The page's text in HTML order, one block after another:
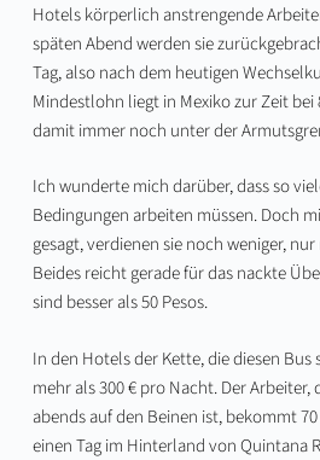
Hotels körperlich anstrengende
späten Abend werden sie
Tag, also nach dem heutigen
Mindestlohn liegt in Mexiko zur Zeit bei
damit immer noch unter der
Ich wunderte mich darüber, dass so
Bedingungen arbeiten müssen. Doch
gesagt, verdienen sie noch weniger, nur
Beides reicht gerade für das nackte
sind besser als 50 Pesos.
In den Hotels der Kette, die diesen
mehr als 300 € pro Nacht. Der
abends auf den Beinen ist, bekommt
einen Tag im Hinterland von Quintana